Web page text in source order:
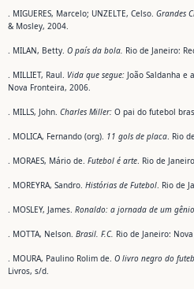
. MIGUERES, Marcelo; UNZELTE, Celso. Grandes
& Mosley, 2004.
. MILAN, Betty. O país da bola. Rio de Janeiro:
. MILLIET, Raul. Vida que segue: João Saldanha e
Nova Fronteira, 2006.
. MILLS, John. Charles Miller: O pai do futebol
. MOLICA, Fernando (org). 11 gols de placa. Rio
. MORAES, Mário de. Futebol é arte. Rio de
. MOREYRA, Sandro. Histórias de Futebol. Rio de
. MOSLEY, James. Ronaldo: a jornada de um gênio
. MOTTA, Nelson. Brasil. F.C. Rio de Janeiro:
. MOURA, Paulino Rolim de. O livro negro do
Livros, s/d.